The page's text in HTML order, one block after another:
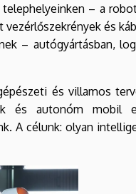
– a
és
– autógyártásban,
és villamos
és autonóm mobil
A célunk: olyan